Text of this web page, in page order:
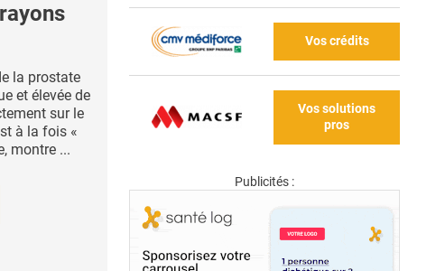
la prostate
et élevée de
sur le
à la fois «
montre ...
Vos crédits
Vos solutions
pros
Publicités :